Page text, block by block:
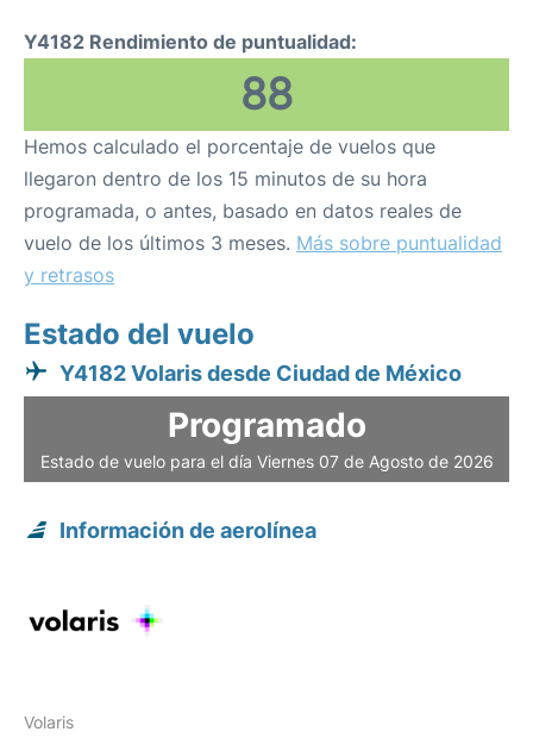
Y4182 Rendimiento de puntualidad:
88
Hemos calculado el porcentaje de vuelos que
llegaron dentro de los 15 minutos de su hora
programada, o antes, basado en datos reales de
vuelo de los últimos 3 meses. Más sobre puntualidad
y retrasos
Estado del vuelo
Y4182 Volaris desde Ciudad de México
Programado
Estado de vuelo para el día Viernes 07 de Agosto de 2026
Información de aerolínea
Volaris